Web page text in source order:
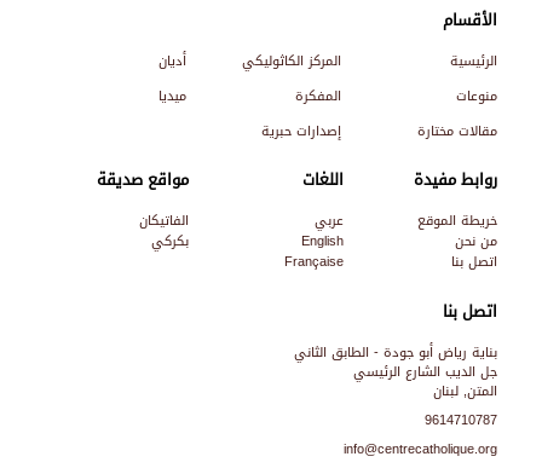
اتصل بنا
بناية رياض أبو جودة - الطابق الثاني
جل الديب الشارع الرئيسي
المتن, لبنان
9614710787
info@centrecatholique.org
الأقسام
الرئيسية المركز الكاثوليكي
أديان
منوعات
المفكرة
ميديا
مقالات مختارة
إصدارات حبرية
روابط مفيدة
خريطة الموقع
من نحن
اتصل بنا
اللغات
عربي
English
Française
مواقع صديقة
الفاتيكان
بكركي